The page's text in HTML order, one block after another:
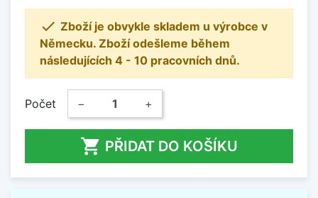
 Zboží je obvykle skladem u výrobce v
Německu. Zboží odešleme během
následujících 4 - 10 pracovních dnů.
Počet − +
 PŘIDAT DO KOŠÍKU